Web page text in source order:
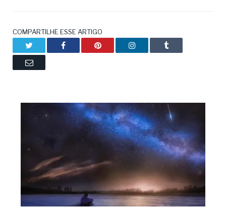
COMPARTILHE ESSE ARTIGO
Facebook Pinterest LinkedIn Tumblr
Email